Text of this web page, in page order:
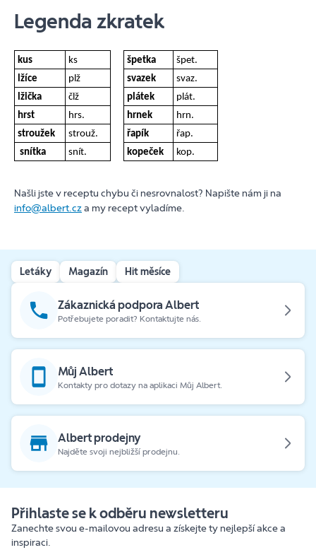
Legenda zkratek
kus ks špetka
špet.
lžíce
plž svazek
svaz.
lžička
člž plátek
plát.
hrst
hrs. hrnek
hrn.
stroužek
strouž. řapík
řap.
snítka
snít. kopeček kop.
Našli jste v receptu chybu či nesrovnalost? Napište nám ji na
info@albert.cza my recept vyladíme.
Letáky Magazín Hit měsíce
Zákaznická podpora Albert
Potřebujete poradit? Kontaktujte nás.
Můj Albert
Kontakty pro dotazy na aplikaci Můj Albert.
Albert prodejny
Najděte svoji nejbližší prodejnu.
Přihlaste se k odběru newsletteru
Zanechte svou e-mailovou adresu a získejte ty nejlepší akce a
inspiraci.